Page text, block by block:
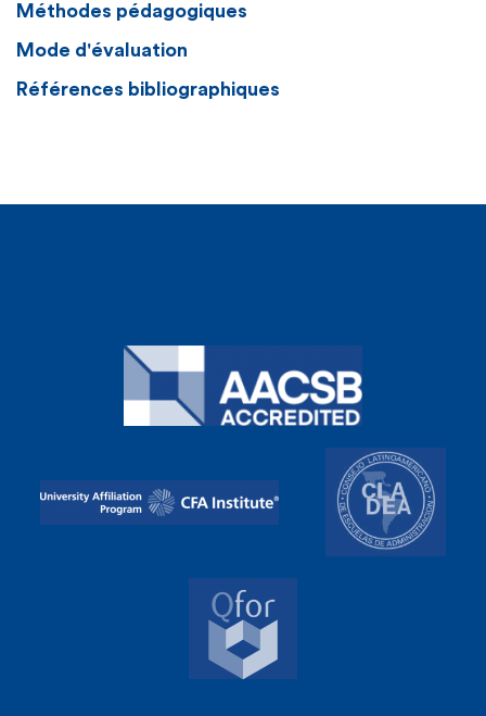
Méthodes pédagogiques
Mode d'évaluation
Références bibliographiques